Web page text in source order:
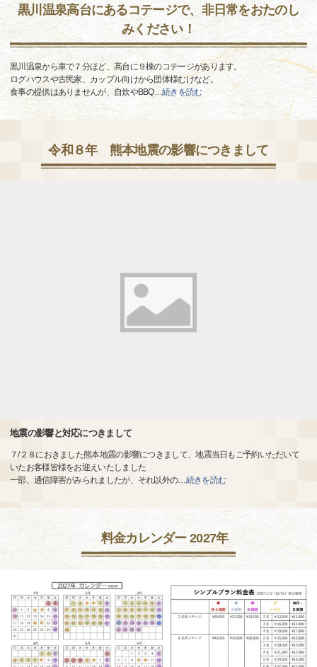
黒川温泉高台にあるコテージで、非日常をおたのし
みください！
黒川温泉から車で７分ほど、高台に９棟のコテージがあります。
ログハウスや古民家、カップル向けから団体様むけなど。
食事の提供はありませんが、自炊やBBQ…続きを読む
令和８年 熊本地震の影響につきまして
地震の影響と対応につきまして
７/２８におきました熊本地震の影響につきまして、地震当日もご予約いただいて
いたお客様皆様をお迎えいたしました
一部、通信障害がみられましたが、それ以外の…続きを読む
料金カレンダー 2027年